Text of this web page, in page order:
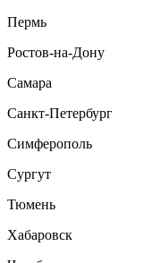
Пермь
Ростов-на-Дону
Самара
Санкт-Петербург
Симферополь
Сургут
Тюмень
Хабаровск